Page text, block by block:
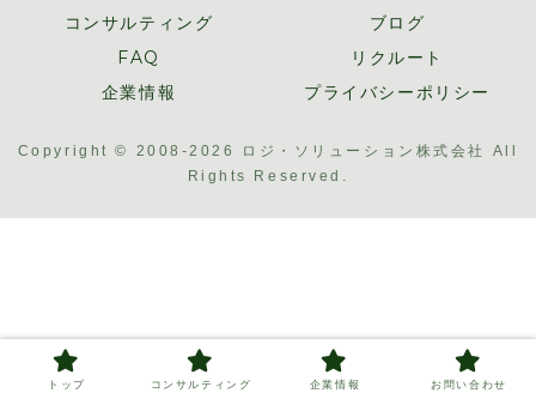
コンサルティング
ブログ
FAQ
リクルート
企業情報
プライバシーポリシー
Copyright © 2008-2026 ロジ・ソリューション株式会社 All
Rights Reserved.
トップ コンサルティング 企業情報 お問い合わせ